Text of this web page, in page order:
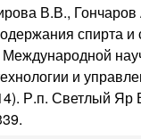
В.В.,
спирта и
и
Р.п. Светлый Яр